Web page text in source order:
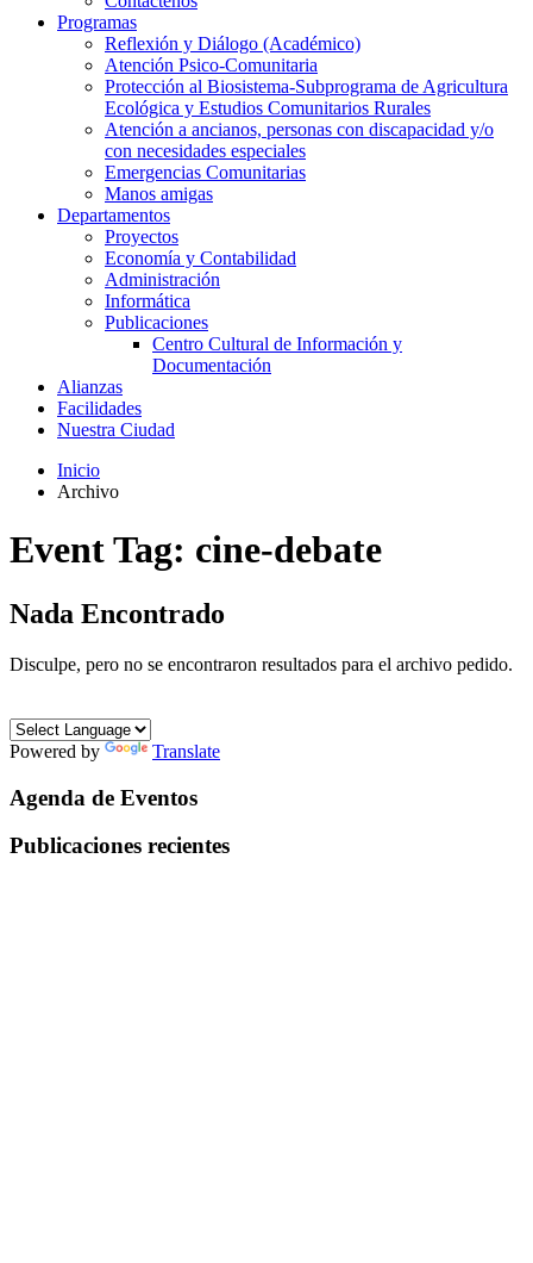
Programas
Reflexión y Diálogo (Académico)
Atención Psico-Comunitaria
Protección al Biosistema-Subprograma de Agricultura
Ecológica y Estudios Comunitarios Rurales
Atención a ancianos, personas con discapacidad y/o
con necesidades especiales
Emergencias Comunitarias
Manos amigas
Departamentos
Proyectos
Economía y Contabilidad
Administración
Informática
Publicaciones
Centro Cultural de Información y
Documentación
Alianzas
Facilidades
Nuestra Ciudad
Inicio
Archivo
Event Tag: cine-debate
Nada Encontrado
Disculpe, pero no se encontraron resultados para el archivo pedido.
Powered by Translate
Agenda de Eventos
Publicaciones recientes